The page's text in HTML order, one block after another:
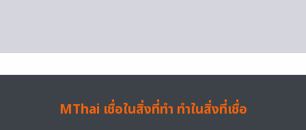
MThai เชื่อในสิ่งที่ทำ ทำในสิ่งที่เชื่อ